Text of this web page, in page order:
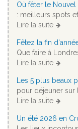
Où fêter le
: meilleurs spots
Lire la suite
Fêtez la fin
Que faire à
Lire la suite
Les 5 plus beaux
pour déjeuner sur
Lire la suite
Un été 2026 en